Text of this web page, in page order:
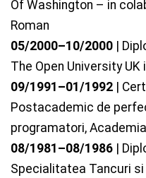
Of Washington – in
Roman
05/2000–10/2000 |
The Open University UK
09/1991–01/1992 |
Postacademic de
programatori,
08/1981–08/1986 |
Specialitatea Tancuri